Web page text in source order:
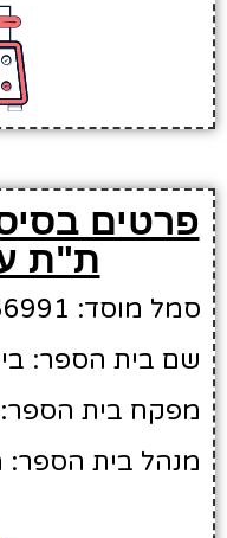
פרטים
ת"ת
סמל מוסד: 10656991
שם בית הספר:
מפקח בית הספר:
מנהל בית הספר: